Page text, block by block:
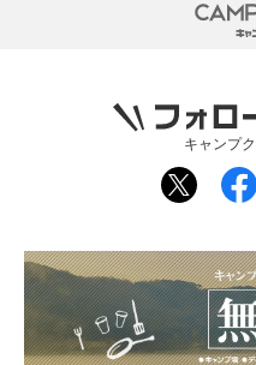
CAMP
キャンプ
twit
ter
fac
ebo